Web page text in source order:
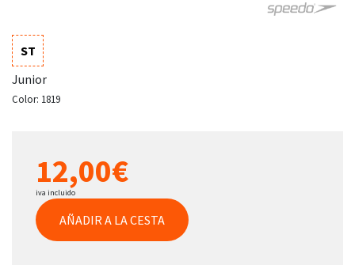
ST
Junior
Color: 1819
12,00€
iva incluido
AÑADIR A LA CESTA